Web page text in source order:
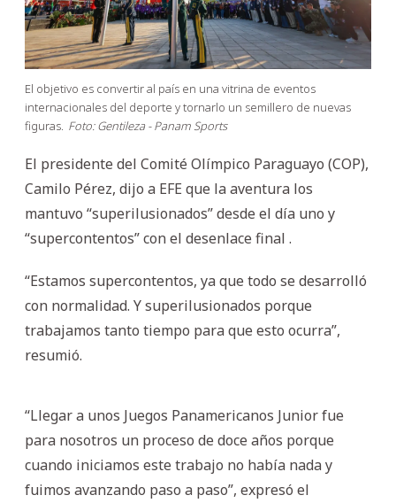
El objetivo es convertir al país en una vitrina de eventos
internacionales del deporte y tornarlo un semillero de nuevas
figuras. Foto: Gentileza - Panam Sports
El presidente del Comité Olímpico Paraguayo (COP),
Camilo Pérez, dijo a EFE que la aventura los
mantuvo “superilusionados” desde el día uno y
“supercontentos” con el desenlace final .
“Estamos supercontentos, ya que todo se desarrolló
con normalidad. Y superilusionados porque
trabajamos tanto tiempo para que esto ocurra”,
resumió.
“Llegar a unos Juegos Panamericanos Junior fue
para nosotros un proceso de doce años porque
cuando iniciamos este trabajo no había nada y
fuimos avanzando paso a paso”, expresó el